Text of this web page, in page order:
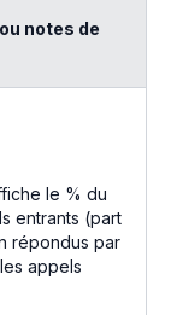
notes de
le % du
entrants (part
répondus par
appels